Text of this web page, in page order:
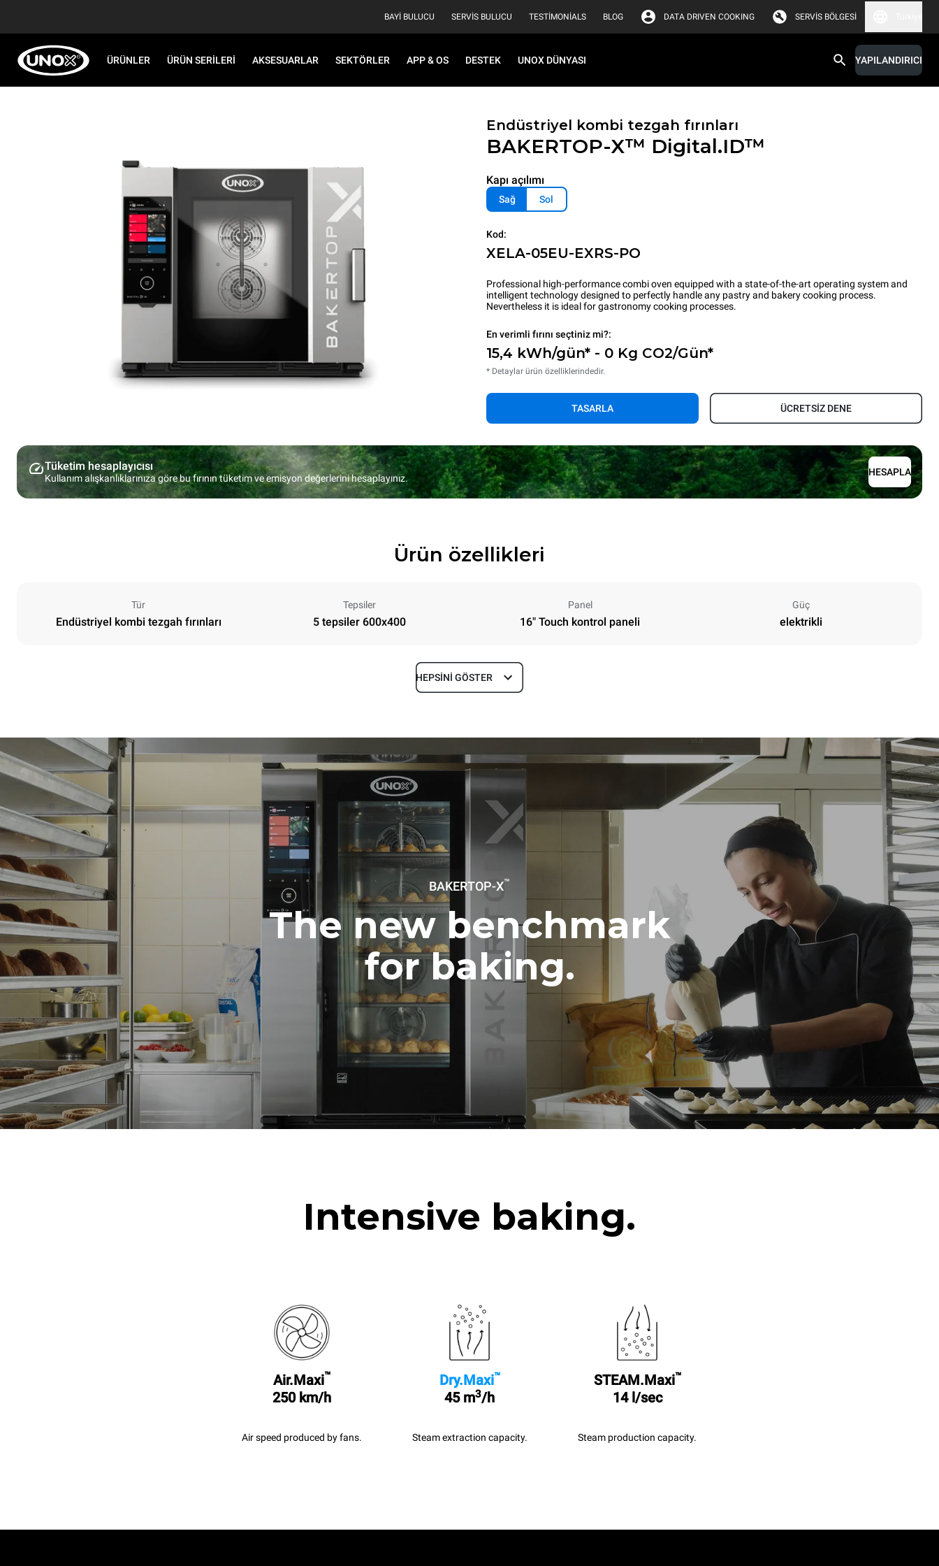
BAYI BULUCU SERVIS BULUCU TESTIMONIALS BLOG DATA DRIVEN COOKING SERVIS BÖLGESI
ÜRÜNLER ÜRÜN SERILERI AKSESUARLAR SEKTÖRLER APP & OS DESTEK UNOX DÜNYASI YAPILANDIRICI
Endüstriyel kombi tezgah fırınları
BAKERTOP-X™ Digital.ID™
Kapı açılımı
Sağ Sol
Kod:
XELA-05EU-EXRS-PO
Professional high-performance combi oven equipped with a state-of-the-art operating system and
intelligent technology designed to perfectly handle any pastry and bakery cooking process.
Nevertheless it is ideal for gastronomy cooking processes.
En verimli fırını seçtiniz mi?:
15,4 kWh/gün* - 0 Kg CO2/Gün*
* Detaylar ürün özelliklerindedir.
TASARLA ÜCRETSİZ DENE
Tüketim hesaplayıcısı
Kullanım alışkanlıklarınıza göre bu fırının tüketim ve emisyon değerlerini hesaplayınız.
HESAPLA
Ürün özellikleri
Tür
Endüstriyel kombi tezgah fırınları
Tepsiler
5 tepsiler 600x400
Panel
16" Touch kontrol paneli
Güç
elektrikli
Derinlik
100 kg
Tepsi özellikleri Tepsi sayısı Tepsi boyutu
600x400
Tepsi aralığı
Güç Voltaj
380-415V 3N~ / 220-240V 3~ / 220-240V
11,6 kW
Frekans
50 / 60 Hz
DAHİL DEĞİLDİR
Kwh cinsinden tüketim ve co2
emisyonları
kWh tükatimi CO2 emilimi
Sobanın günlük kullanımı varsayıldığında tahmini
değer (yılda 300 gün):
15,4 kWh/gün
Tahmin sadece fırın tarafından üretilen
doğrudan emisyonları içerir. Dolaylı
emisyonlar, bağlı olduğu şebeke enerji
karışımına bağlıdır; sonuncusu,
yenilenebilir kaynaklardan üretilen enerji
satın alarak ortadan kaldırılabilir.
8 yarım fırın dolusu kruvasan
Haftalık temizlik programı kullanımı varsayımıyla
HEPSINI GÖSTER
BAKERTOP-X™
The new benchmark
for baking.
Intensive baking.
Air.Maxi™
250 km/h
Air speed produced by fans.
Dry.Maxi™
45 m3/h
Steam extraction capacity.
STEAM.Maxi™
14 l/sec
Steam production capacity.